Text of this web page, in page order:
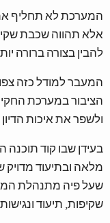
המערכת לא תחליף
אלא תהווה שכבת
להבין בצורה ברורה
המעבר למודל כזה
הציבור במערכת
ולשפר את איכות
בעידן שבו קוד
מלאה ובתיעוד מדויק
שעל פיה מתנהלת
שקיפות, תיעוד